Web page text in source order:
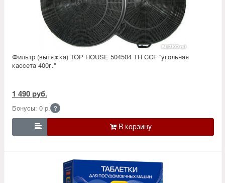
Фильтр (вытяжка) TOP HOUSE 504504 TH CCF ''угольная
кассета 400г.''
1 490 руб.
Бонусы: 0 р. ?
